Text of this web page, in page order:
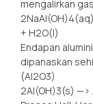
mengalirkan
+ H2O(l)
Endapan
dipanaskan
(Al2O3)
2Al(OH)3(s) —>